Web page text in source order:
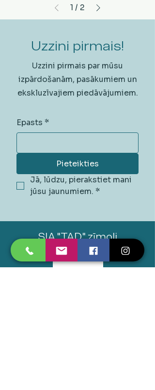
1 / 2
Uzzini pirmais!
Uzzini pirmais par mūsu
izpārdošanām, pasākumiem un
ekskluzīvajiem piedāvājumiem.
Epasts *
Pieteikties
Jā, lūdzu, pierakstiet mani
jūsu jaunumiem. *
SIA "TAD" zīmoli